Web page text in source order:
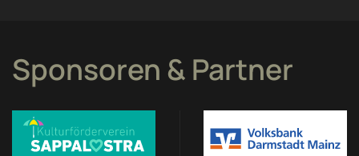
Sponsoren & Partner